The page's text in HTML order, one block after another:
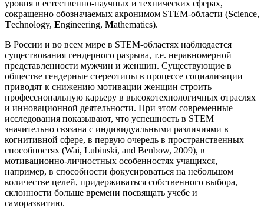
уровня в естественно-научных и технических сферах,
сокращенно обозначаемых акронимом STEM-области (Science,
Technology, Engineering, Mathematics).
В России и во всем мире в STEM-областях наблюдается
существования гендерного разрыва, т.е. неравномерной
представленности мужчин и женщин. Существующие в
обществе гендерные стереотипы в процессе социализации
приводят к снижению мотивации женщин строить
профессиональную карьеру в высокотехнологичных отраслях
и инновационной деятельности. При этом современные
исследования показывают, что успешность в STEM
значительно связана с индивидуальными различиями в
когнитивной сфере, в первую очередь в пространственных
способностях (Wai, Lubinski, and Benbow, 2009), в
мотивационно-личностных особенностях учащихся,
например, в способности фокусироваться на небольшом
количестве целей, придерживаться собственного выбора,
склонности больше времени посвящать учебе и
саморазвитию.